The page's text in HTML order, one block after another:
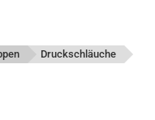
Druckschläuche